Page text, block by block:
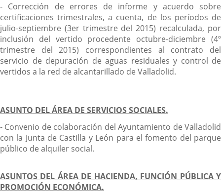
- Corrección de errores de informe y acuerdo sobre
certificaciones trimestrales, a cuenta, de los períodos de
julio-septiembre (3er trimestre del 2015) recalculada, por
inclusión del vertido procedente octubre-diciembre (4º
trimestre del 2015) correspondientes al contrato del
servicio de depuración de aguas residuales y control de
vertidos a la red de alcantarillado de Valladolid.
ASUNTO DEL ÁREA DE SERVICIOS SOCIALES.
- Convenio de colaboración del Ayuntamiento de Valladolid
con la Junta de Castilla y León para el fomento del parque
público de alquiler social.
ASUNTOS DEL ÁREA DE HACIENDA, FUNCIÓN PÚBLICA Y
PROMOCIÓN ECONÓMICA.